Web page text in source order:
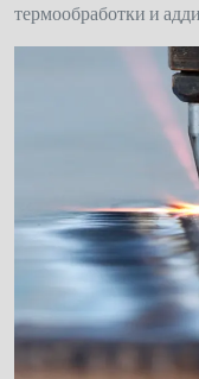
термообработки и